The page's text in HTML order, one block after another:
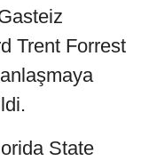
Trent Forrest
State